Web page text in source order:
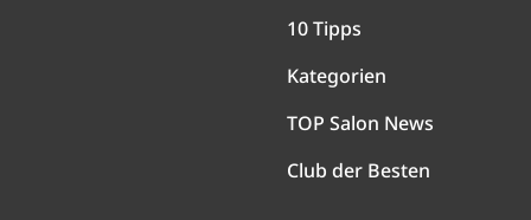
10 Tipps
Kategorien
TOP Salon News
Club der Besten